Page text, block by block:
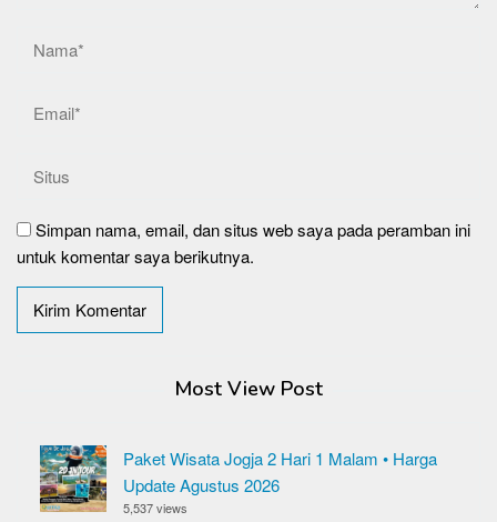
Simpan nama, email, dan situs web saya pada peramban ini
untuk komentar saya berikutnya.
Most View Post
Paket Wisata Jogja 2 Hari 1 Malam • Harga
Update Agustus 2026
5,537 views